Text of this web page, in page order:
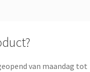
van maandag tot